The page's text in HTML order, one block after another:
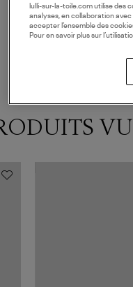
lulli-sur-la-toile.com utilise des
analyses, en collaboration avec
accepter l’ensemble des
Pour en savoir plus sur